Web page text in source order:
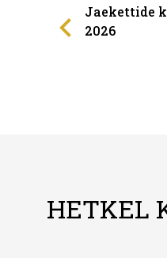
Jaekettide
2026
HETKEL